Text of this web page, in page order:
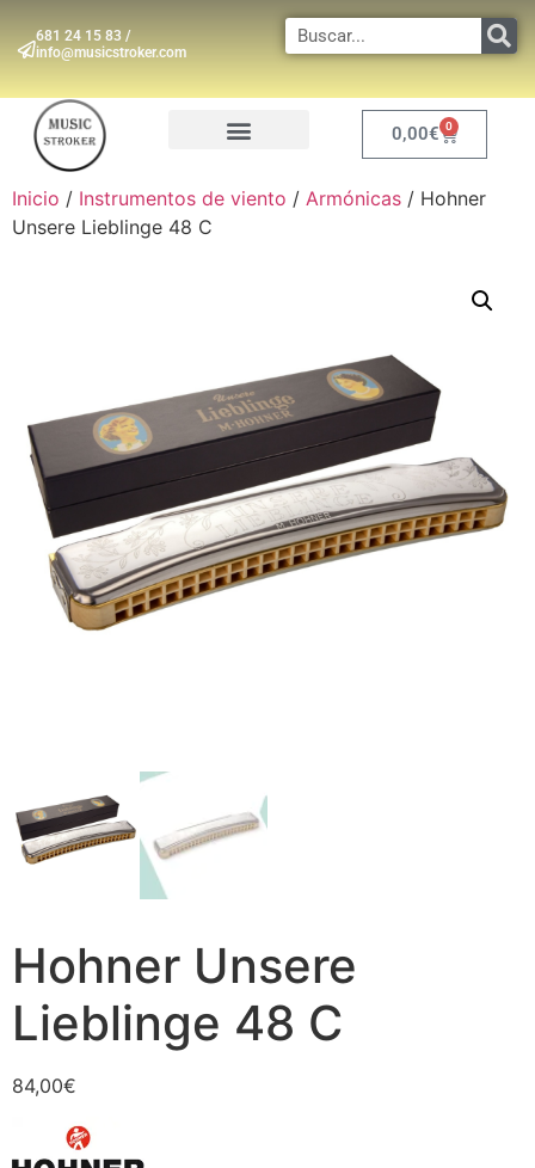
681 24 15 83 /
info@musicstroker.com
0,00€ 0
Inicio / Instrumentos de viento / Armónicas / Hohner
Unsere Lieblinge 48 C
Hohner Unsere
Lieblinge 48 C
84,00€